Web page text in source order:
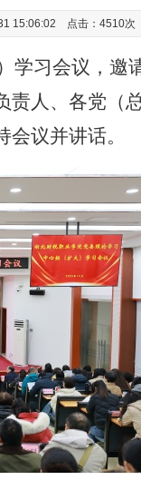
公...2024-08-19
15:06:02 点击：4510次
学习会议，邀
责人、各党（
议并讲话。